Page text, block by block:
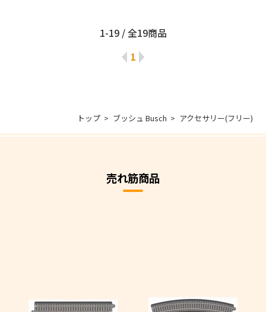
1-19 / 全19商品
1
トップ ブッシュ Busch アクセサリー(フリー)
売れ筋商品